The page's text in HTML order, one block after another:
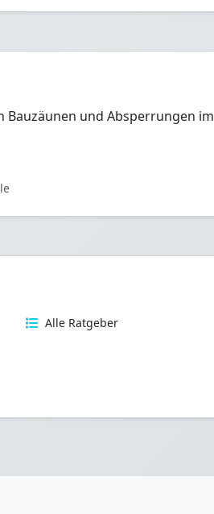
Bauzäunen und Absperrungen im
Alle Ratgeber